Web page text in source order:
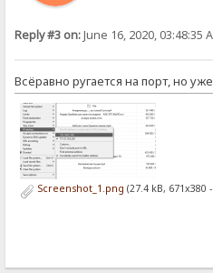
Reply #3 on:June 16, 2020, 03:48:35
Всёравно ругается на порт, но
Screenshot_1.png (27.4 kB, 671x380